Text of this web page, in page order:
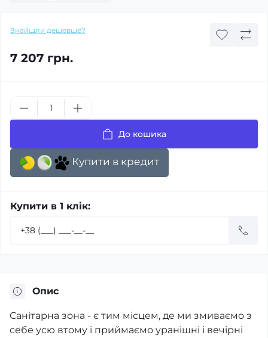
Знайшли дешевше?
7 207 грн.
До кошика
Купити в кредит
Купити в 1 клік:
Опис
Санітарна зона - є тим місцем, де ми змиваємо з
себе усю втому і приймаємо уранішні і вечірні